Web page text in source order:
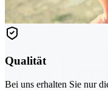
Qualität
Bei uns erhalten Sie nur